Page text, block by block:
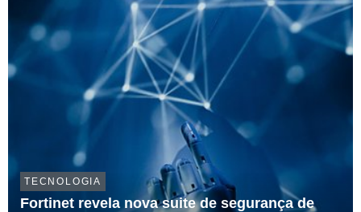
TECNOLOGIA
Fortinet revela nova suite de segurança de